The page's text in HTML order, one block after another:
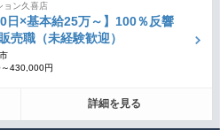
ョン久喜店
日×基本給25万～】100％反響
売職（未経験歓迎）
430,000円
詳細を見る